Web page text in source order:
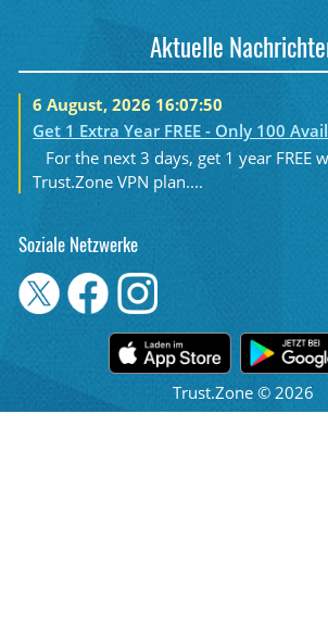
Aktuelle
6 August, 2026 16:07:50
Get 1 Extra Year FREE - Only 100
For the next 3 days, get 1 year FREE
Trust.Zone VPN plan....
Soziale Netzwerke
Trust.Zone © 2026